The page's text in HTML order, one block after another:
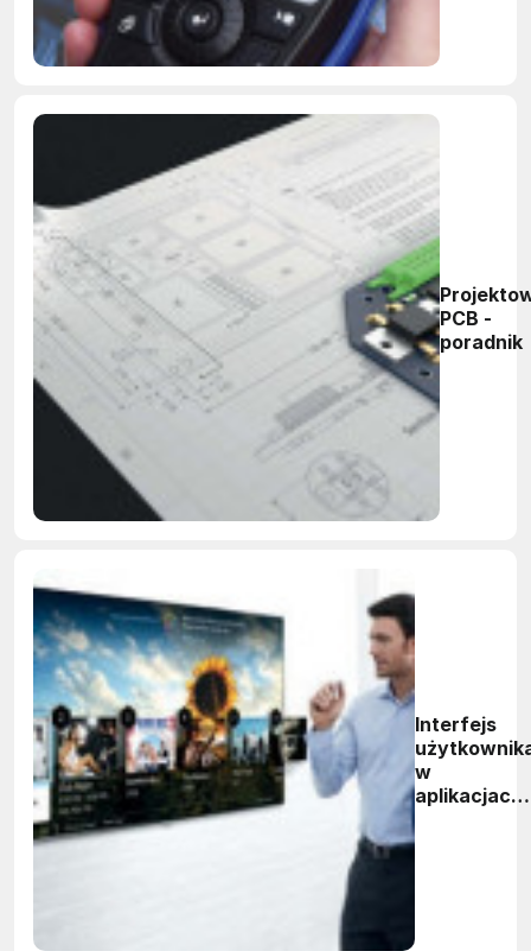
PCB -
poradnik
Interfejs
w
aplikacjach